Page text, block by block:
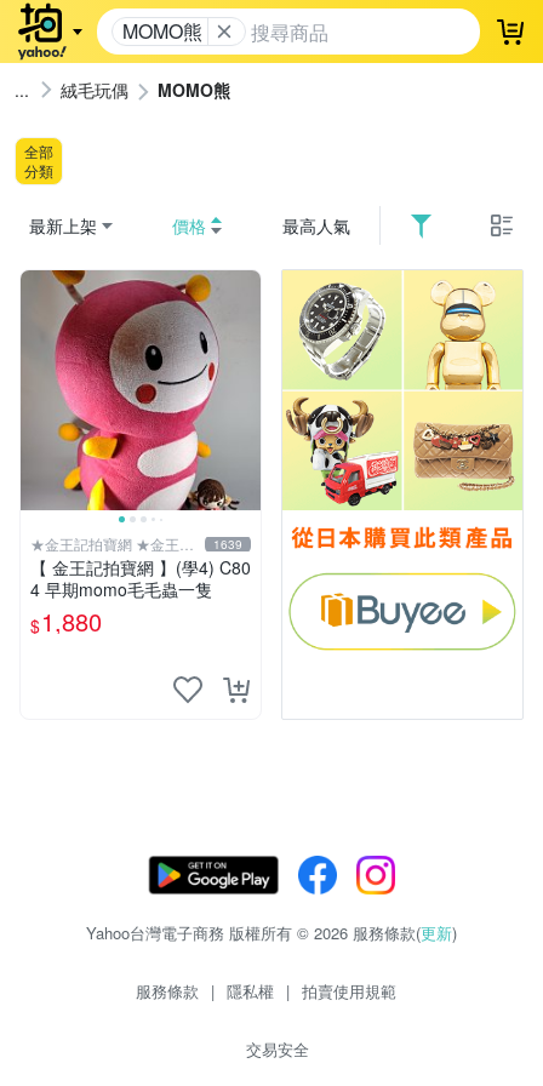
MOMO熊 登
絨毛玩偶 MOMO熊
全部
分類
最新上架 價格 最高人氣
★金王記拍寶網 ★金王記
拍寶趣
1639
【 金王記拍寶網 】(學4) C80
4 早期momo毛毛蟲一隻
$1,880
Yahoo台灣電子商務 版權所有 © 2026 服務條款(更新)
服務條款 | 隱私權 | 拍賣使用規範
交易安全